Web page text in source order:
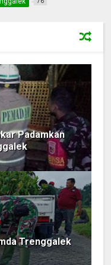
Padamkan
Trenggalek